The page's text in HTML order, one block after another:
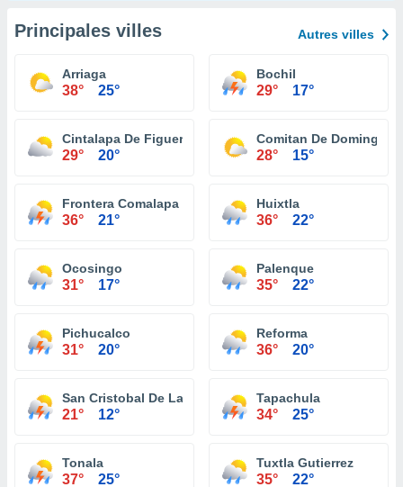
Principales villes Autres villes
Arriaga
38° 25°
Bochil
29° 17°
Cintalapa De Figueroa
29° 20°
Comitan De Dominguez
28° 15°
Frontera Comalapa
36° 21°
Huixtla
36° 22°
Ocosingo
31° 17°
Palenque
35° 22°
Pichucalco
31° 20°
Reforma
36° 20°
San Cristobal De Las Casas
21° 12°
Tapachula
34° 25°
Tonala
37° 25°
Tuxtla Gutierrez
35° 22°